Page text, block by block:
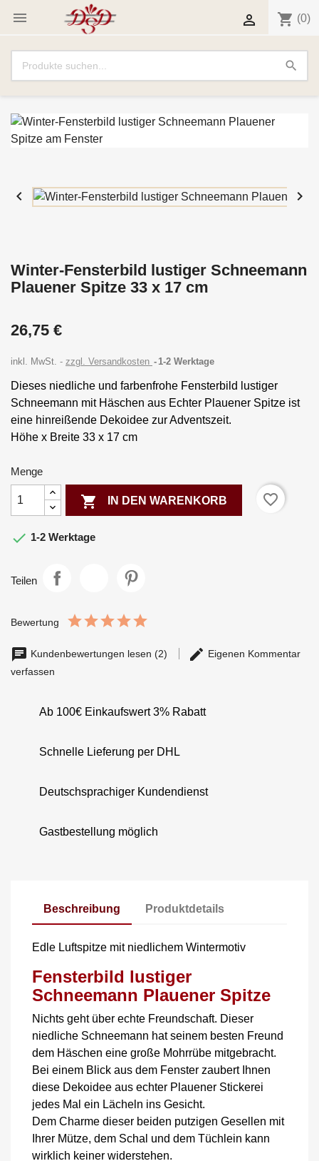
 shopping_cart (0)

search
 
Winter-Fensterbild lustiger Schneemann
Plauener Spitze 33 x 17 cm
26,75 €
inkl. MwSt. zzgl. Versandkosten 1-2 Werktage
Dieses niedliche und farbenfrohe Fensterbild lustiger
Schneemann mit Häschen aus Echter Plauener Spitze ist
eine hinreißende Dekoidee zur Adventszeit.
Höhe x Breite 33 x 17 cm
Menge
 IN DEN WARENKORB favorite_border
 1-2 Werktage
Teilen
Bewertung
Kundenbewertungen lesen (2)
Eigenen Kommentar
verfassen
Ab 100€ Einkaufswert 3% Rabatt
Schnelle Lieferung per DHL
Deutschsprachiger Kundendienst
Gastbestellung möglich
Beschreibung Produktdetails
Edle Luftspitze mit niedlichem Wintermotiv
Fensterbild lustiger
Schneemann Plauener Spitze
Nichts geht über echte Freundschaft. Dieser
niedliche Schneemann hat seinem besten Freund
dem Häschen eine große Mohrrübe mitgebracht.
Bei einem Blick aus dem Fenster zaubert Ihnen
diese Dekoidee aus echter Plauener Stickerei
jedes Mal ein Lächeln ins Gesicht.
Dem Charme dieser beiden putzigen Gesellen mit
Ihrer Mütze, dem Schal und dem Tüchlein kann
wirklich keiner widerstehen.